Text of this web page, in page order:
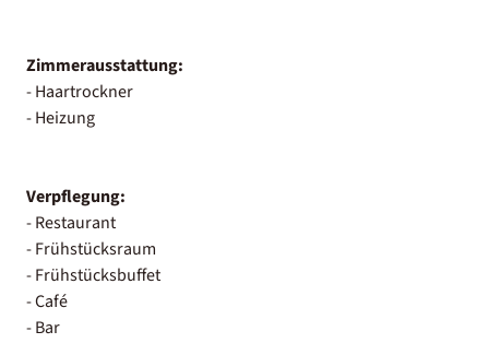
Zimmerausstattung:
- Haartrockner
- Heizung
Verpflegung:
- Restaurant
- Frühstücksraum
- Frühstücksbuffet
- Café
- Bar